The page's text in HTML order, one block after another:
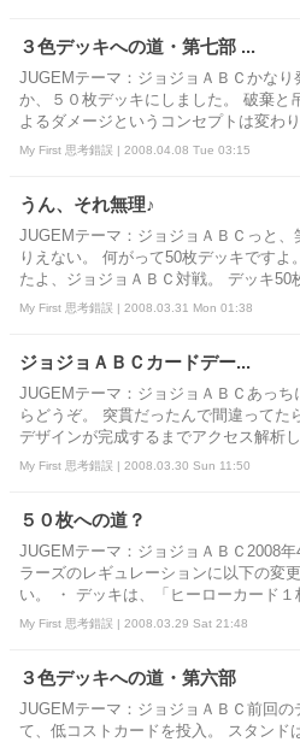
３色デッキへの道・第七部 ...
JUGEMテーマ：ジョジョＡＢＣかなり
か、５０枚デッキにしました。 破棄と
よるダメージというコンセプトは変わ
My First 思考錯誤 | 2008.04.08 Tue 03:15
うん、それ無理♪
JUGEMテーマ：ジョジョＡＢＣっと
りえない。 何がって50枚デッキですよ
たよ、ジョジョＡＢＣ対戦。 デッキ50
My First 思考錯誤 | 2008.03.31 Mon 01:38
ジョジョＡＢＣカードデー...
JUGEMテーマ：ジョジョＡＢＣあっ
らどうぞ。 突貫だったんで間違ってた
デザインが完成するまでアクセス解析し
My First 思考錯誤 | 2008.03.30 Sun 11:50
５０枚への道？
JUGEMテーマ：ジョジョＡＢＣ2008
ラーズのレギュレーションに以下の変
い。 ・ デッキは、「ヒーローカード１
My First 思考錯誤 | 2008.03.29 Sat 21:48
３色デッキへの道・第六部
JUGEMテーマ：ジョジョＡＢＣ前回
て、低コストカードを投入。 スタンド